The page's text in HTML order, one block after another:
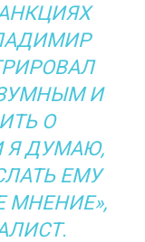
И
О
Я ДУМАЮ,
ЕМУ
МНЕНИЕ»,